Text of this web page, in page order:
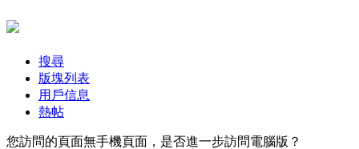
搜尋
版塊列表
用戶信息
熱帖
您訪問的頁面無手機頁面，是否進一步訪問電腦版？